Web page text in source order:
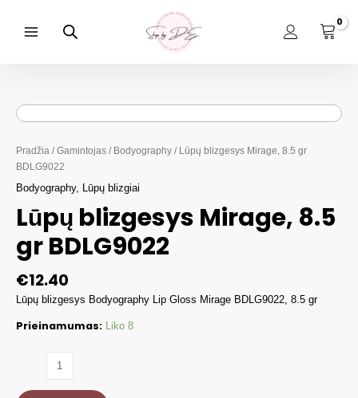
turinio
Pradžia /Gamintojas / Bodyography / Lūpų blizgesys Mirage, 8.5 gr
BDLG9022
Bodyography, Lūpų blizgiai
Lūpų blizgesys Mirage, 8.5
gr BDLG9022
€12.40
Lūpų blizgesys Bodyography Lip Gloss Mirage BDLG9022, 8.5 gr
Prieinamumas: Liko 8
Lūpų